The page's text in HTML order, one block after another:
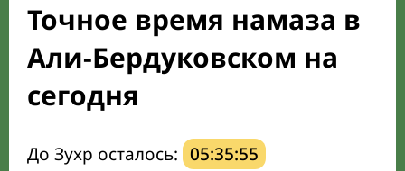
Мечети и молельные комнаты
Направление киблы
Точное время намаза в
Али-Бердуковском на
сегодня
До Зухр осталось: 05:35:54